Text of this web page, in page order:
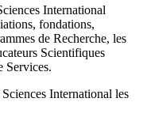
International
fondations,
de Recherche, les
Scientifiques
Services.
International les